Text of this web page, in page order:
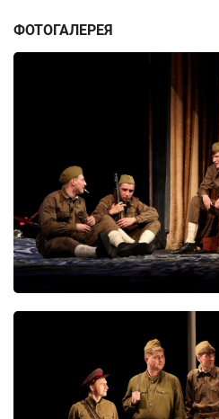
ФОТОГАЛЕРЕЯ